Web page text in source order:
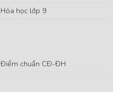
Hóa học lớp 9
Điểm chuẩn CĐ-ĐH